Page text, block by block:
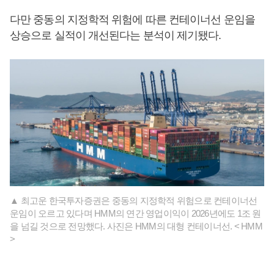
다만 중동의 지정학적 위험에 따른 컨테이너선 운임을
상승으로 실적이 개선된다는 분석이 제기됐다.
▲ 최고운 한국투자증권은 중동의 지정학적 위험으로 컨테이너선
운임이 오르고 있다며 HMM의 연간 영업이익이 2026년에도 1조 원
을 넘길 것으로 전망했다. 사진은 HMM의 대형 컨테이너선. < HMM
>